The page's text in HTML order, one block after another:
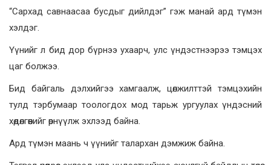
“Сархад савнаасаа бусдыг дийлдэг” гэж манай ард түмэн
хэлдэг.
Үүнийг л бид дор бүрнээ ухаарч, улс үндэстнээрээ тэмцэх
цаг болжээ.
Бид байгаль дэлхийгээ хамгаалж, цөлжилттэй тэмцэхийн
тулд тэрбумаар тоологдох мод тарьж ургуулах үндэсний
хөдөлгөөнийг өрнүүлж эхлээд байна.
Ард түмэн маань ч үүнийг талархан дэмжиж байна.